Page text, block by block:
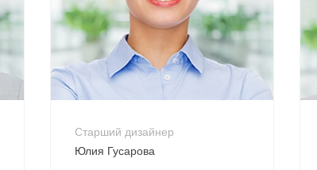
Старший дизайнер
Юлия Гусарова
+7 800 900-80-90
no-reply@intecweb.ru